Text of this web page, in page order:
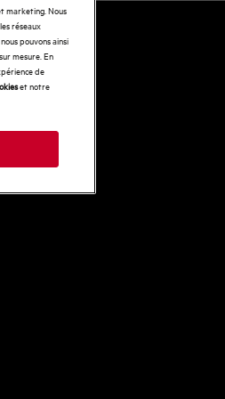
marketing. Nous
réseaux
pouvons ainsi
mesure. En
de
et notre